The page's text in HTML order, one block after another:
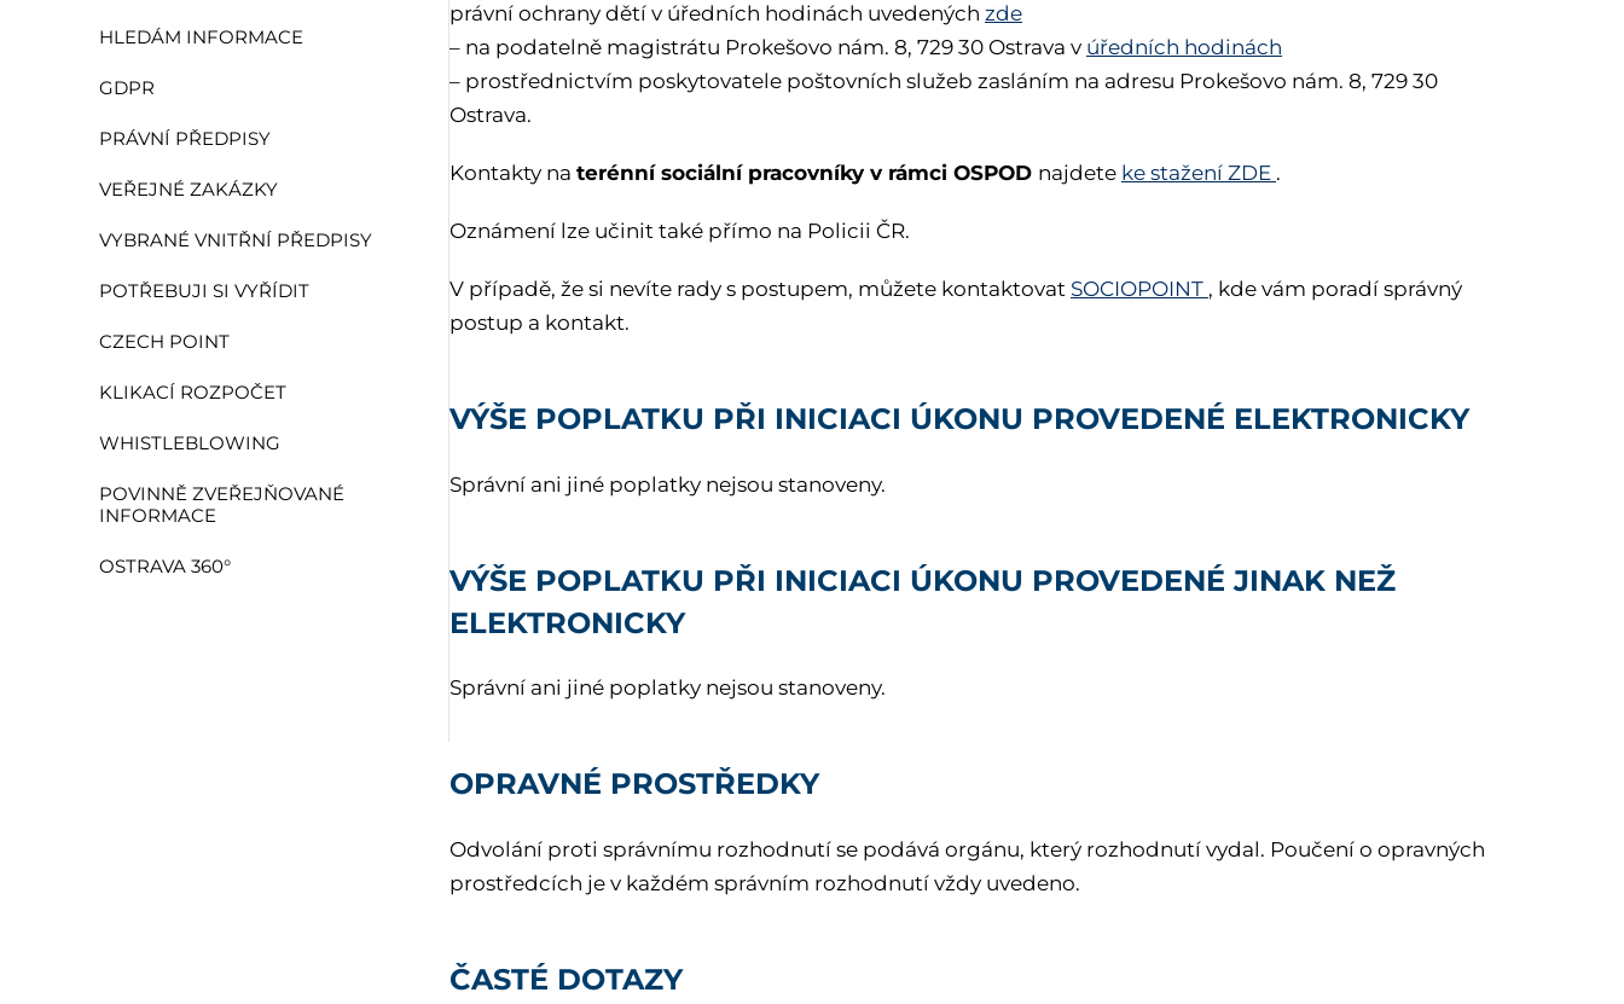
HLEDÁM INFORMACE
GDPR
PRÁVNÍ PŘEDPISY
VEŘEJNÉ ZAKÁZKY
VYBRANÉ VNITŘNÍ PŘEDPISY
POTŘEBUJI SI VYŘÍDIT
CZECH POINT
KLIKACÍ ROZPOČET
WHISTLEBLOWING
POVINNĚ ZVEŘEJŇOVANÉ
INFORMACE
OSTRAVA 360°
právní ochrany dětí v úředních hodinách uvedených zde
– na podatelně magistrátu Prokešovo nám. 8, 729 30 Ostrava v úředních hodinách
– prostřednictvím poskytovatele poštovních služeb zasláním na adresu Prokešovo nám. 8, 729 30
Ostrava.
Kontakty na terénní sociální pracovníky v rámci OSPOD najdete ke stažení ZDE .
Oznámení lze učinit také přímo na Policii ČR.
V případě, že si nevíte rady s postupem, můžete kontaktovat SOCIOPOINT , kde vám poradí správný
postup a kontakt.
VÝŠE POPLATKU PŘI INICIACI ÚKONU PROVEDENÉ ELEKTRONICKY
Správní ani jiné poplatky nejsou stanoveny.
VÝŠE POPLATKU PŘI INICIACI ÚKONU PROVEDENÉ JINAK NEŽ
ELEKTRONICKY
Správní ani jiné poplatky nejsou stanoveny.
OPRAVNÉ PROSTŘEDKY
Odvolání proti správnímu rozhodnutí se podává orgánu, který rozhodnutí vydal. Poučení o opravných
prostředcích je v každém správním rozhodnutí vždy uvedeno.
ČASTÉ DOTAZY